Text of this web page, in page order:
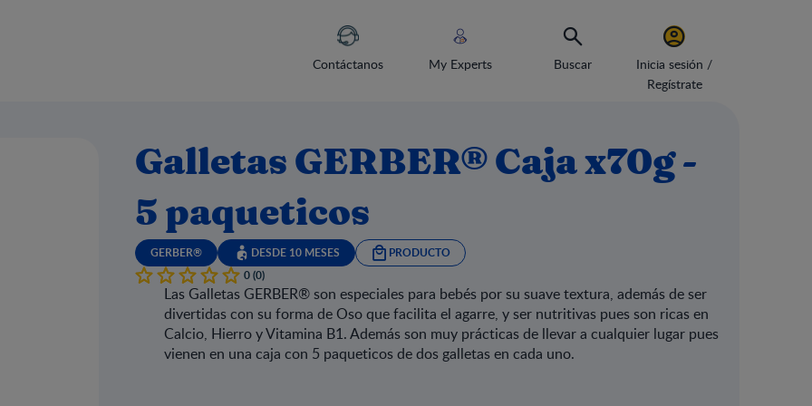
Contáctanos My Experts Buscar
Inicia sesión /
Regístrate
Galletas GERBER® Caja x70g -
5 paqueticos
GERBER® DESDE 10 MESES
PRODUCTO
0 (0)
Las Galletas GERBER® son especiales para bebés por su suave textura, además de ser
divertidas con su forma de Oso que facilita el agarre, y ser nutritivas pues son ricas en
Calcio, Hierro y Vitamina B1. Además son muy prácticas de llevar a cualquier lugar pues
vienen en una caja con 5 paqueticos de dos galletas en cada uno.